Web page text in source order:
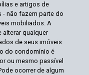
e artigos de
- não fazem parte do
mobiliados. A
alterar qualquer
de seus imóveis
do condomínio é
ou mesmo passível
ocorrer de algum